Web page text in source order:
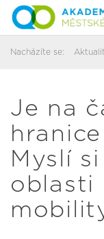
Nacházíte se:
Je na
Myslí
oblasti